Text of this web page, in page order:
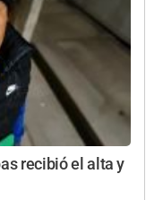
recibió el alta y